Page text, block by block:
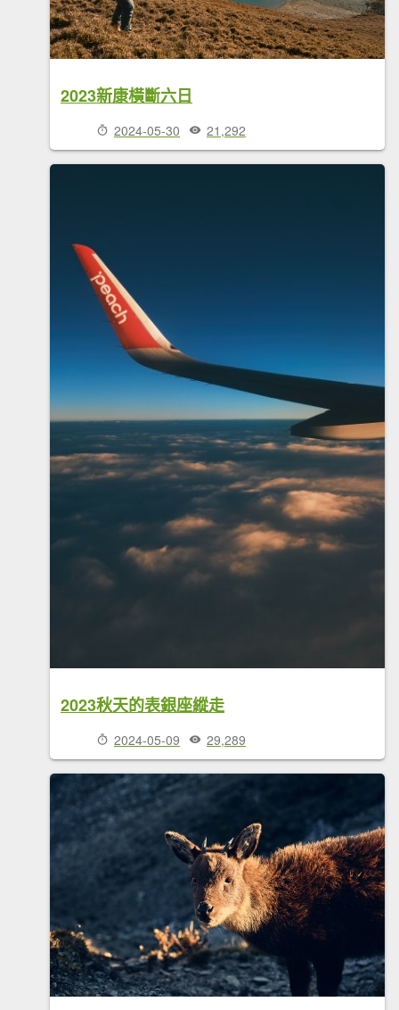
2023新康橫斷六日
2024-05-30 21,292
2023秋天的表銀座縱走
2024-05-09 29,289